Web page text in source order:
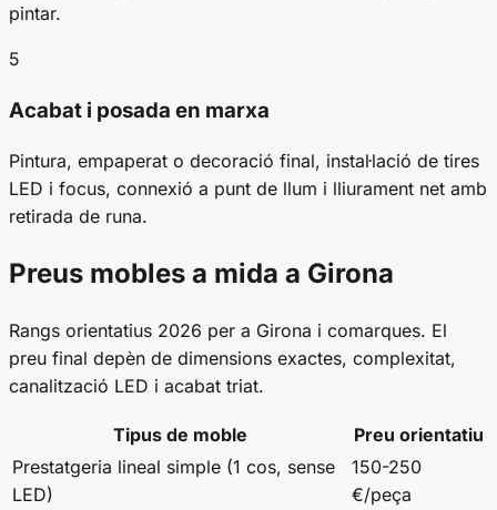
pintar.
5
Acabat i posada en marxa
Pintura, empaperat o decoració final, instal·lació de tires
LED i focus, connexió a punt de llum i lliurament net amb
retirada de runa.
Preus mobles a mida a Girona
Rangs orientatius 2026 per a Girona i comarques. El
preu final depèn de dimensions exactes, complexitat,
canalització LED i acabat triat.
Tipus de moble
Preu orientatiu
Prestatgeria lineal simple (1 cos, sense
LED)
150-250
€/peça